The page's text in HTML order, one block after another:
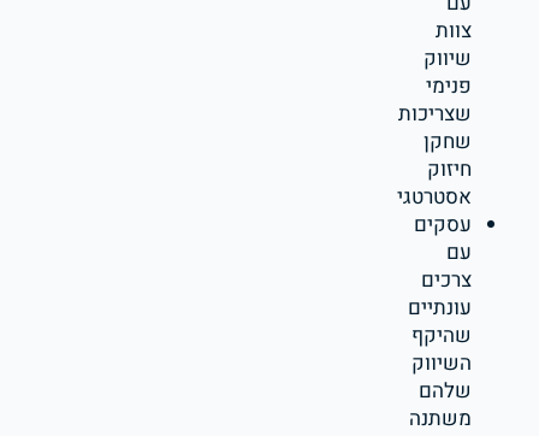
צוות
שיווק
פנימי
שצריכות
שחקן
חיזוק
אסטרטגי
עסקים
עם
צרכים
עונתיים
שהיקף
השיווק
שלהם
משתנה